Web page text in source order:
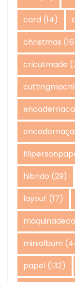
card (14)
christmas
cricutmade
hibrido (29)
layout (17)
minialbum
papel (132)